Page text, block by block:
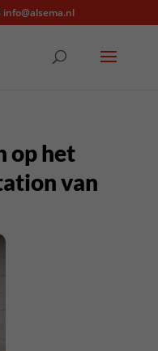
info@alsema.nl
op het
van